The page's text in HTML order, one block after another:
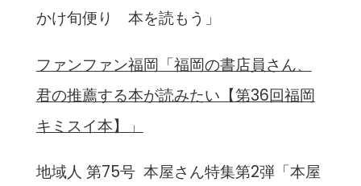
かけ旬便り 本を読もう」
ファンファン福岡「福岡の書店員さん、
君の推薦する本が読みたい【第36回福岡
キミスイ本】」
地域人 第75号 本屋さん特集第2弾「本屋